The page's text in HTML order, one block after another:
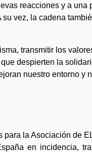
reacciones y a una
vez, la cadena tambié
transmitir los
despierten la
nuestro entorno y
la Asociación de
en incidencia,